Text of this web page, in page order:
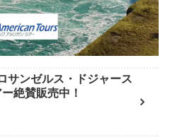
サンゼルス・ドジャース
絶賛販売中！